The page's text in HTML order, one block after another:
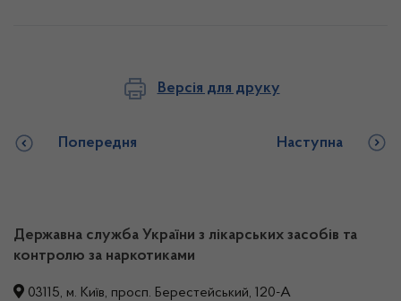
Версія для друку
Попередня Наступна
Державна служба України з лікарських засобів та
контролю за наркотиками
03115, м. Київ, просп. Берестейський, 120-А